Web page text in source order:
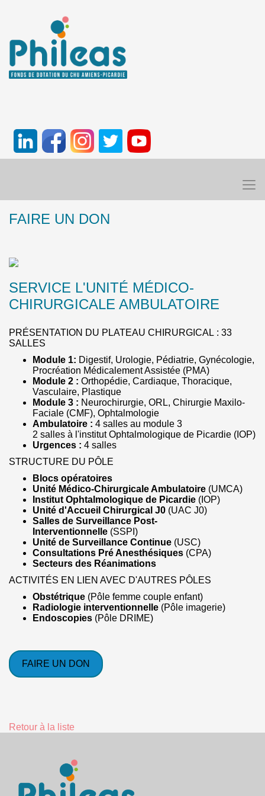
FAIRE UN DON
SERVICE L'UNITÉ MÉDICO-
CHIRURGICALE AMBULATOIRE
PRÉSENTATION DU PLATEAU CHIRURGICAL : 33
SALLES
Module 1: Digestif, Urologie, Pédiatrie, Gynécologie,
Procréation Médicalement Assistée (PMA)
Module 2 : Orthopédie, Cardiaque, Thoracique,
Vasculaire, Plastique
Module 3 : Neurochirurgie, ORL, Chirurgie Maxilo-
Faciale (CMF), Ophtalmologie
Ambulatoire : 4 salles au module 3
2 salles à l'institut Ophtalmologique de Picardie (IOP)
Urgences : 4 salles
STRUCTURE DU PÔLE
Blocs opératoires
Unité Médico-Chirurgicale Ambulatoire (UMCA)
Institut Ophtalmologique de Picardie (IOP)
Unité d'Accueil Chirurgical J0 (UAC J0)
Salles de Surveillance Post-
Interventionnelle (SSPI)
Unité de Surveillance Continue (USC)
Consultations Pré Anesthésiques (CPA)
Secteurs des Réanimations
ACTIVITÉS EN LIEN AVEC D'AUTRES PÔLES
Obstétrique (Pôle femme couple enfant)
Radiologie interventionnelle (Pôle imagerie)
Endoscopies (Pôle DRIME)
FAIRE UN DON
Retour à la liste